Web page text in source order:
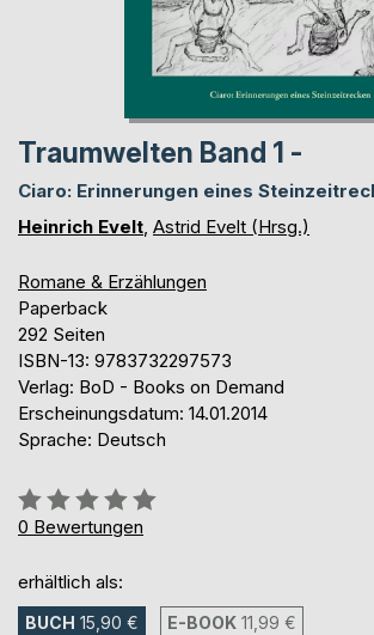
Traum­welten Band 1 -
Ciaro: Erin­nerungen eines
Heinrich Evelt Astrid Evelt (Hrsg.)
Romane & Erzählungen
Paperback
292 Seiten
ISBN-13: 9783732297573
Verlag: BoD - Books on Demand
Erscheinungsdatum: 14.01.2014
Sprache: Deutsch
Bewertung::
0%
0 Bewertungen
erhältlich als:
BUCH 15,90 € E-BOOK 11,99 €